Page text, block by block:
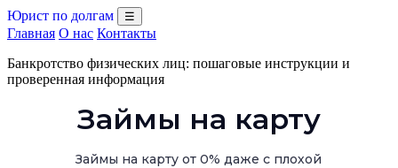
Юрист по долгам ☰
Главная О нас Контакты
Банкротство физических лиц: пошаговые инструкции и
проверенная информация
Займы на карту
Займы на карту от 0% даже с плохой